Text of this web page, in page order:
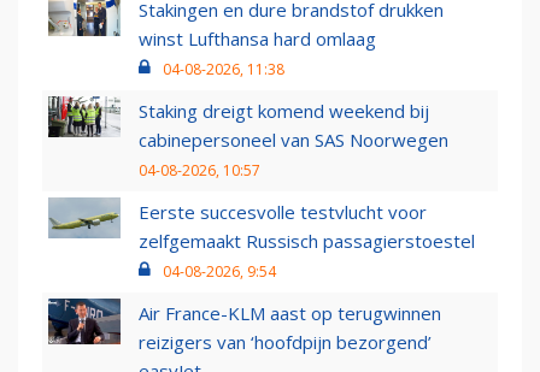
Stakingen en dure brandstof drukken
winst Lufthansa hard omlaag
04-08-2026, 11:38
Staking dreigt komend weekend bij
cabinepersoneel van SAS Noorwegen
04-08-2026, 10:57
Eerste succesvolle testvlucht voor
zelfgemaakt Russisch passagierstoestel
04-08-2026, 9:54
Air France-KLM aast op terugwinnen
reizigers van ‘hoofdpijn bezorgend’